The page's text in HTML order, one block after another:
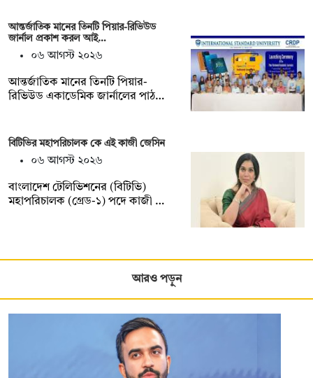
আন্তর্জাতিক মানের তিনটি পিয়ার-রিভিউড
জার্নাল প্রকাশ করল আই…
০৬ আগস্ট ২০২৬
আন্তর্জাতিক মানের তিনটি পিয়ার-
রিভিউড একাডেমিক জার্নালের পাঠ…
বিটিভির মহাপরিচালক কে এই কাজী জেসিন
০৬ আগস্ট ২০২৬
বাংলাদেশ টেলিভিশনের (বিটিভি)
মহাপরিচালক (গ্রেড-১) পদে কাজী …
আরও পড়ুন